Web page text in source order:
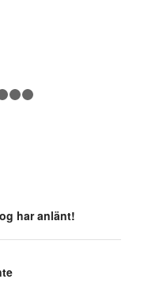
2 3 4
har anlänt!